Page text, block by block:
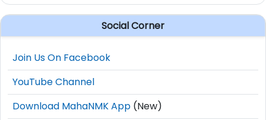
Social Corner
Join Us On Facebook
YouTube Channel
Download MahaNMK App (New)